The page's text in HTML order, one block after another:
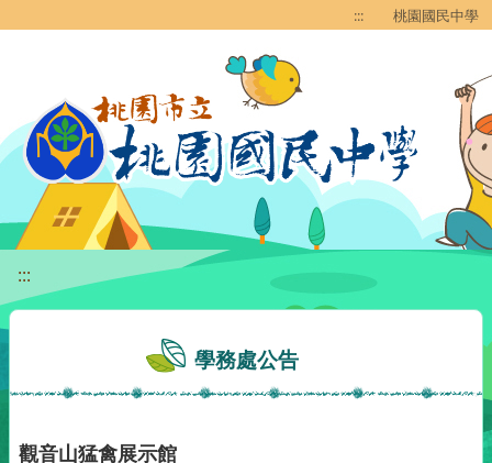
::: 桃園國民中學
:::
學務處公告
觀音山猛禽展示館